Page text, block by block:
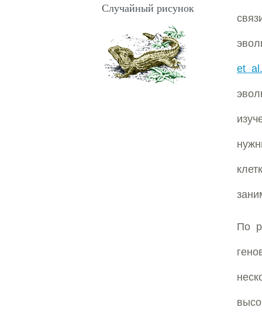
et
По
Случайный рисунок